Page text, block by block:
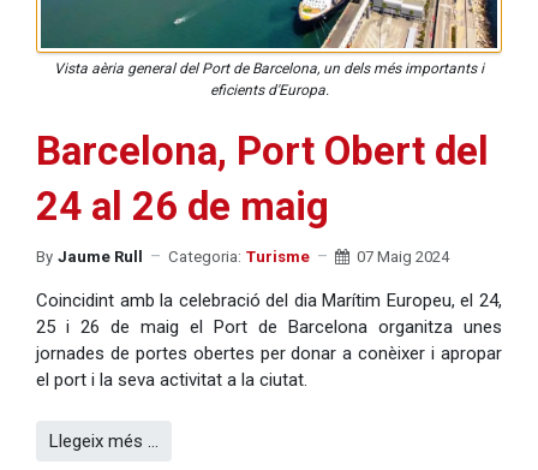
Vista aèria general del Port de Barcelona, un dels més importants i
eficients d'Europa.
Barcelona, Port Obert del
24 al 26 de maig
By Jaume Rull Categoria: Turisme 07 Maig 2024
Coincidint amb la celebració del dia Marítim Europeu, el 24,
25 i 26 de maig el Port de Barcelona organitza unes
jornades de portes obertes per donar a conèixer i apropar
el port i la seva activitat a la ciutat.
Llegeix més …